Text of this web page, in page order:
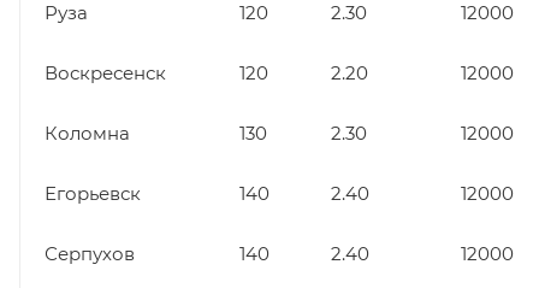
Руза 120 2.30 12000
Воскресенск 120 2.20 12000
Коломна 130 2.30 12000
Егорьевск 140 2.40 12000
Серпухов 140 2.40 12000